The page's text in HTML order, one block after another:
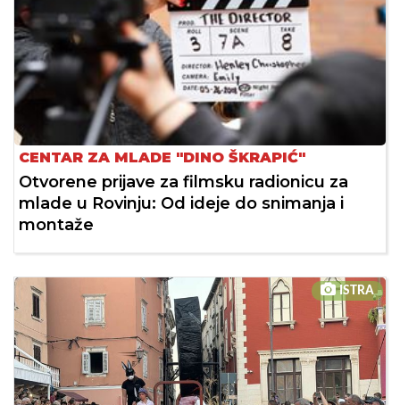
CENTAR ZA MLADE "DINO ŠKRAPIĆ"
Otvorene prijave za filmsku radionicu za
mlade u Rovinju: Od ideje do snimanja i
montaže
ISTRA